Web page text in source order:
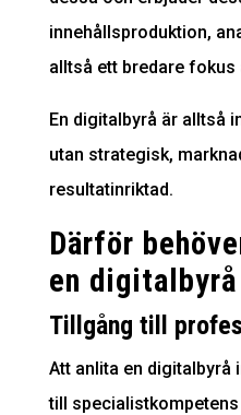
innehållsproduktion,
alltså ett bredare fokus
En digitalbyrå är alltså
utan strategisk,
resultatinriktad.
Därför
en digitalbyrå
Tillgång till
Att anlita en digitalbyrå
till